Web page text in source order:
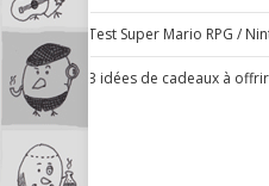
Test Super Mario RPG /
3 idées de cadeaux à